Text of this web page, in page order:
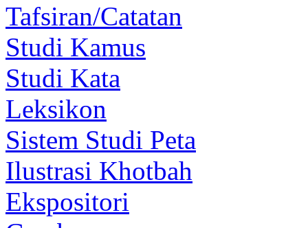
Tafsiran/Catatan
Studi Kamus
Studi Kata
Leksikon
Sistem Studi Peta
Ilustrasi Khotbah
Ekspositori